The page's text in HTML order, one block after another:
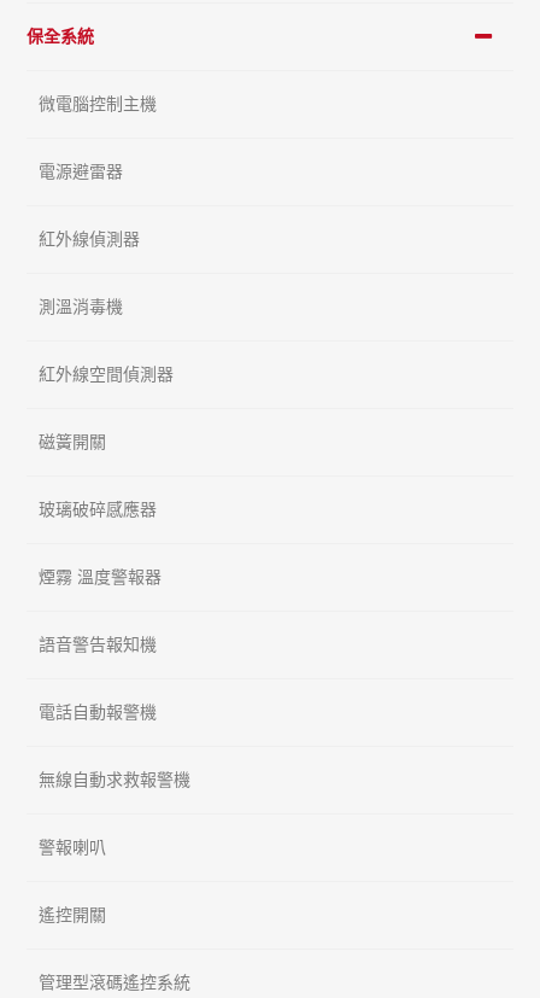
保全系統
微電腦控制主機
電源避雷器
紅外線偵測器
測溫消毒機
紅外線空間偵測器
磁簧開關
玻璃破碎感應器
煙霧 溫度警報器
語音警告報知機
電話自動報警機
無線自動求救報警機
警報喇叭
遙控開關
管理型滾碼遙控系統